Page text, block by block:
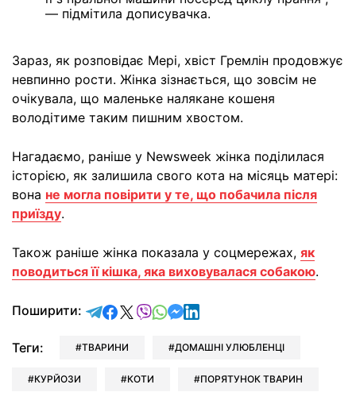
— підмітила дописувачка.
Зараз, як розповідає Мері, хвіст Гремлін продовжує
невпинно рости. Жінка зізнається, що зовсім не
очікувала, що маленьке налякане кошеня
володітиме таким пишним хвостом.
Нагадаємо, раніше у Newsweek жінка поділилася
історією, як залишила свого кота на місяць матері:
вона не могла повірити у те, що побачила після
приїзду.
Також раніше жінка показала у соцмережах, як
поводиться її кішка, яка виховувалася собакою.
Поширити: відправити у Telegram
поділитись у Facebook
поділитись у X
відправити у Viber
відправити у Whatsapp
відправити у Messenger
відправити у LinkedIn
Теги: ТВАРИНИ ДОМАШНІ УЛЮБЛЕНЦІ
КУРЙОЗИ КОТИ ПОРЯТУНОК ТВАРИН